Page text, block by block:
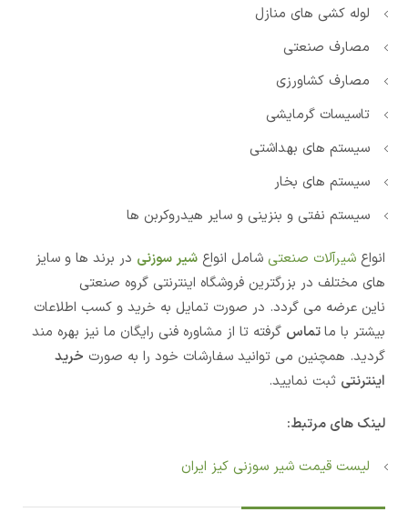
لوله کشی های منازل
مصارف صنعتی
مصارف کشاورزی
تاسیسات گرمایشی
سیستم های بهداشتی
سیستم های بخار
سیستم نفتی و بنزینی و سایر هیدروکربن ها
انواع شیرآلات صنعتی شامل انواع شیر سوزنی در برند ها و سایز
های مختلف در بزرگترین فروشگاه اینترنتی گروه صنعتی
ناین عرضه می گردد. در صورت تمایل به خرید و کسب اطلاعات
بیشتر با ماتماس گرفته تا از مشاوره فنی رایگان ما نیز بهره مند
گردید. همچنین می توانید سفارشات خود را به صورت خرید
اینترنتی ثبت نمایید.
لینک های مرتبط:
لیست قیمت شیر سوزنی کیز ایران